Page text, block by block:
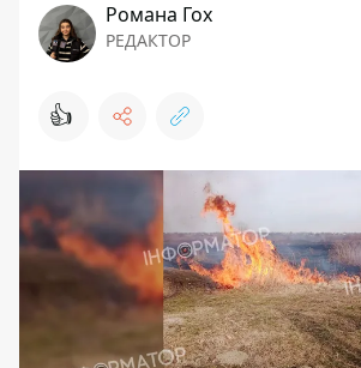
Романа Гох
РЕДАКТОР
👍